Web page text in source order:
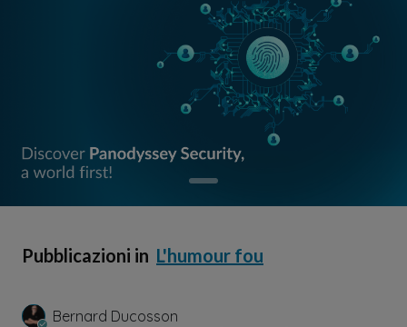
Pubblicazioni in L'humour fou
Bernard Ducosson